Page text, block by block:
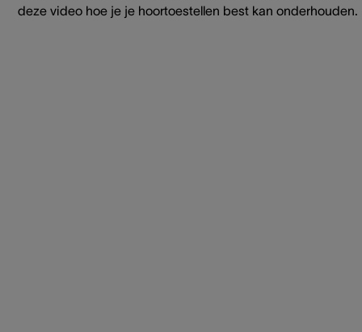
deze video hoe je je hoortoestellen best kan onderhouden.